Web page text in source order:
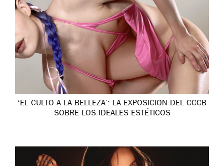
‘EL CULTO A LA BELLEZA’: LA EXPOSICIÓN DEL CCCB
SOBRE LOS IDEALES ESTÉTICOS